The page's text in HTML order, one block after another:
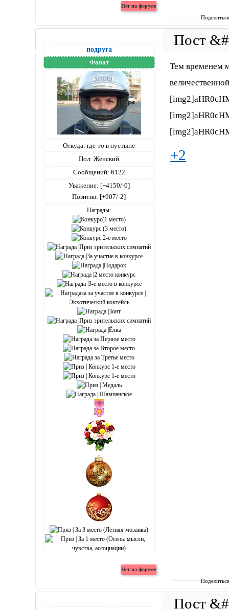
подруга
Фанат
Откуда: где-то в пустыне
Пол: Женский
Сообщений: 6122
Уважение: [+4150/-0]
Позитив: [+907/-2]
Награды:
Тем временем
+2